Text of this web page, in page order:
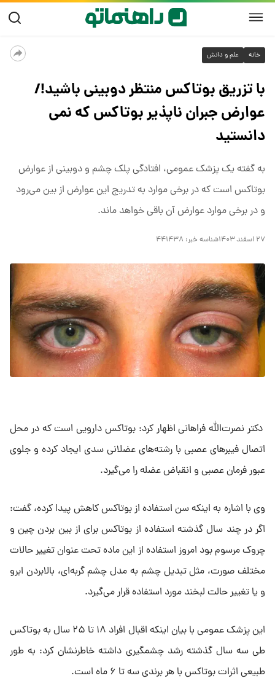
خانه علم و دانش
با تزریق بوتاکس منتظر دوبینی باشید!/
عوارض جبران ناپذیر بوتاکس که نمی
دانستید
به گفته یک پزشک عمومی، افتادگی پلک چشم و دوبینی از عوارض
بوتاکس است که در برخی موارد به تدریج این عوارض از بین می‌رود
و در برخی موارد عوارض آن باقی خواهد ماند.
۲۷ اسفند ۱۴۰۳ شناسه خبر: ۴۴۱۴۳۸
دکتر نصرت‌الله فراهانی اظهار کرد: بوتاکس دارویی است که در محل
اتصال فیبرهای عصبی با رشته‌های عضلانی سدی ایجاد کرده و جلوی
عبور فرمان عصبی و انقباض عضله را می‌گیرد.
وی با اشاره به اینکه سن استفاده از بوتاکس کاهش پیدا کرده، گفت:
اگر در چند سال گذشته استفاده از بوتاکس برای از بین بردن چین و
چروک مرسوم بود امروز استفاده از این ماده تحت عنوان تغییر حالات
مختلف صورت، مثل تبدیل چشم به مدل چشم گربه‌ای، بالابردن ابرو
و یا تغییر حالت لبخند مورد استفاده قرار می‌گیرد.
این پزشک عمومی با بیان اینکه اقبال افراد ۱۸ تا ۲۵ سال به بوتاکس
طی سه سال گذشته رشد چشمگیری داشته خاطرنشان کرد: به طور
طبیعی اثرات بوتاکس با هر برندی سه تا ۶ ماه است.